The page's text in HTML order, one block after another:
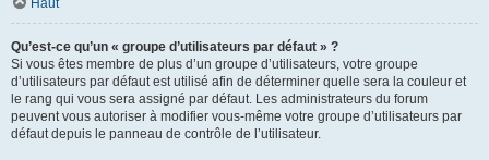
Haut
Qu’est-ce qu’un « groupe d’utilisateurs par défaut » ?
Si vous êtes membre de plus d’un groupe d’utilisateurs, votre groupe
d’utilisateurs par défaut est utilisé afin de déterminer quelle sera la couleur et
le rang qui vous sera assigné par défaut. Les administrateurs du forum
peuvent vous autoriser à modifier vous-même votre groupe d’utilisateurs par
défaut depuis le panneau de contrôle de l’utilisateur.